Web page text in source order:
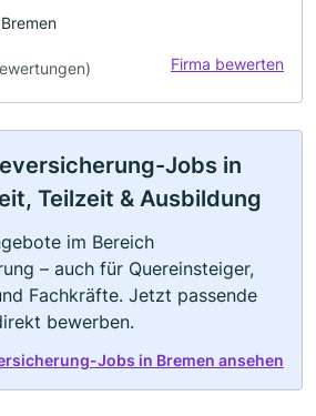
Firma bewerten
Jobs in
Teilzeit & Ausbildung
im Bereich
– auch für Quereinsteiger,
Fachkräfte. Jetzt passende
bewerben.
Jobs in Bremen ansehen